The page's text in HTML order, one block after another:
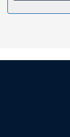
(πολυτελές